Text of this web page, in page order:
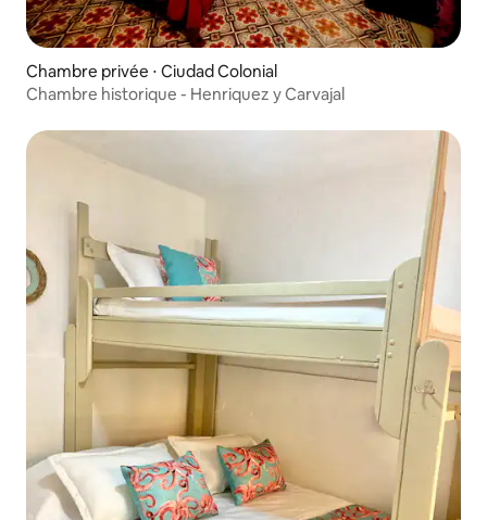
Chambre privée ⋅ Ciudad Colonial
Chambre historique - Henriquez y Carvajal